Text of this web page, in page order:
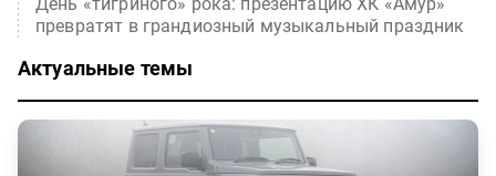
превратят в грандиозный музыкальный праздник
Актуальные темы